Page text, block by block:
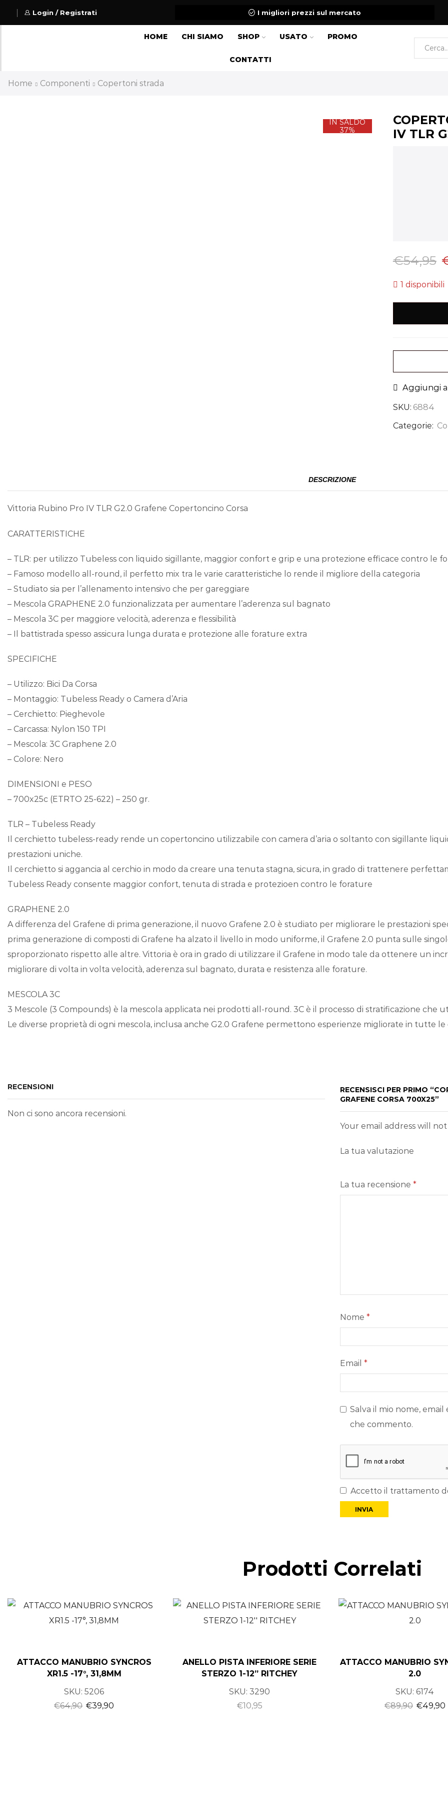
Login / Registrati I migliori prezzi sul mercato
HOME CHI SIAMO SHOP USATO PROMO
CONTATTI
Home Componenti Copertoni strada
IN SALDO
37%
IV TLR
€54,95
1 disponibili
Aggiungi
SKU: 6884
Categorie:
DESCRIZIONE
Vittoria Rubino Pro IV TLR G2.0 Grafene Copertoncino Corsa
CARATTERISTICHE
– TLR: per utilizzo Tubeless con liquido sigillante, maggior confort e grip e una protezione efficace contro le
– Famoso modello all-round, il perfetto mix tra le varie caratteristiche lo rende il migliore della categoria
– Studiato sia per l’allenamento intensivo che per gareggiare
– Mescola GRAPHENE 2.0 funzionalizzata per aumentare l’aderenza sul bagnato
– Mescola 3C per maggiore velocità, aderenza e flessibilità
– Il battistrada spesso assicura lunga durata e protezione alle forature extra
SPECIFICHE
– Utilizzo: Bici Da Corsa
– Montaggio: Tubeless Ready o Camera d’Aria
– Cerchietto: Pieghevole
– Carcassa: Nylon 150 TPI
– Mescola: 3C Graphene 2.0
– Colore: Nero
DIMENSIONI e PESO
– 700x25c (ETRTO 25-622) – 250 gr.
TLR – Tubeless Ready
Il cerchietto tubeless-ready rende un copertoncino utilizzabile con camera d’aria o soltanto con sigillante
prestazioni uniche.
Il cerchietto si aggancia al cerchio in modo da creare una tenuta stagna, sicura, in grado di trattenere
Tubeless Ready consente maggior confort, tenuta di strada e protezioen contro le forature
GRAPHENE 2.0
A differenza del Grafene di prima generazione, il nuovo Grafene 2.0 è studiato per migliorare le prestazioni
prima generazione di composti di Grafene ha alzato il livello in modo uniforme, il Grafene 2.0 punta sulle
sproporzionato rispetto alle altre. Vittoria è ora in grado di utilizzare il Grafene in modo tale da ottenere un
migliorare di volta in volta velocità, aderenza sul bagnato, durata e resistenza alle forature.
MESCOLA 3C
3 Mescole (3 Compounds) è la mescola applicata nei prodotti all-round. 3C è il processo di stratificazione che
Le diverse proprietà di ogni mescola, inclusa anche G2.0 Grafene permettono esperienze migliorate in tutte le
RECENSIONI
Non ci sono ancora recensioni.
RECENSISCI PER PRIMO
GRAFENE CORSA 700X25”
Your email address will
La tua valutazione
La tua recensione *
Nome *
Email *
Salva il mio nome,
che commento.
Accetto il trattamento
Prodotti Correlati
ATTACCO MANUBRIO SYNCROS
XR1.5 -17°, 31,8MM
SKU:5206
€64,90 €39,90
ANELLO PISTA INFERIORE SERIE
STERZO 1-12” RITCHEY
SKU:3290
€10,95
ATTACCO MANUBRIO
2.0
SKU:6174
€89,90 €49,90